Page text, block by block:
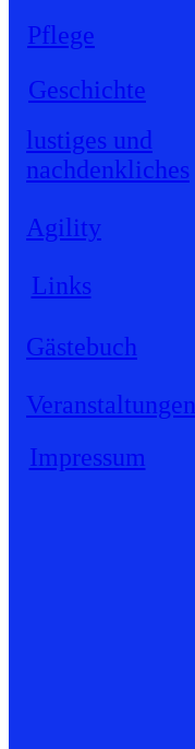
Pflege
Geschichte
lustiges und
nachdenkliches
Links
Impressum
Agility
Gästebuch
Veranstaltungen